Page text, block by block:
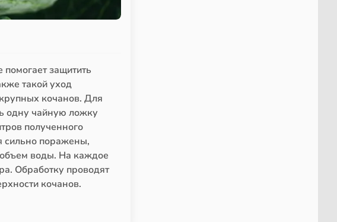
защитить
такой уход
кочанов. Для
одну чайную ложку
полученного
сильно поражены,
воды. На каждое
Обработку проводят
кочанов.